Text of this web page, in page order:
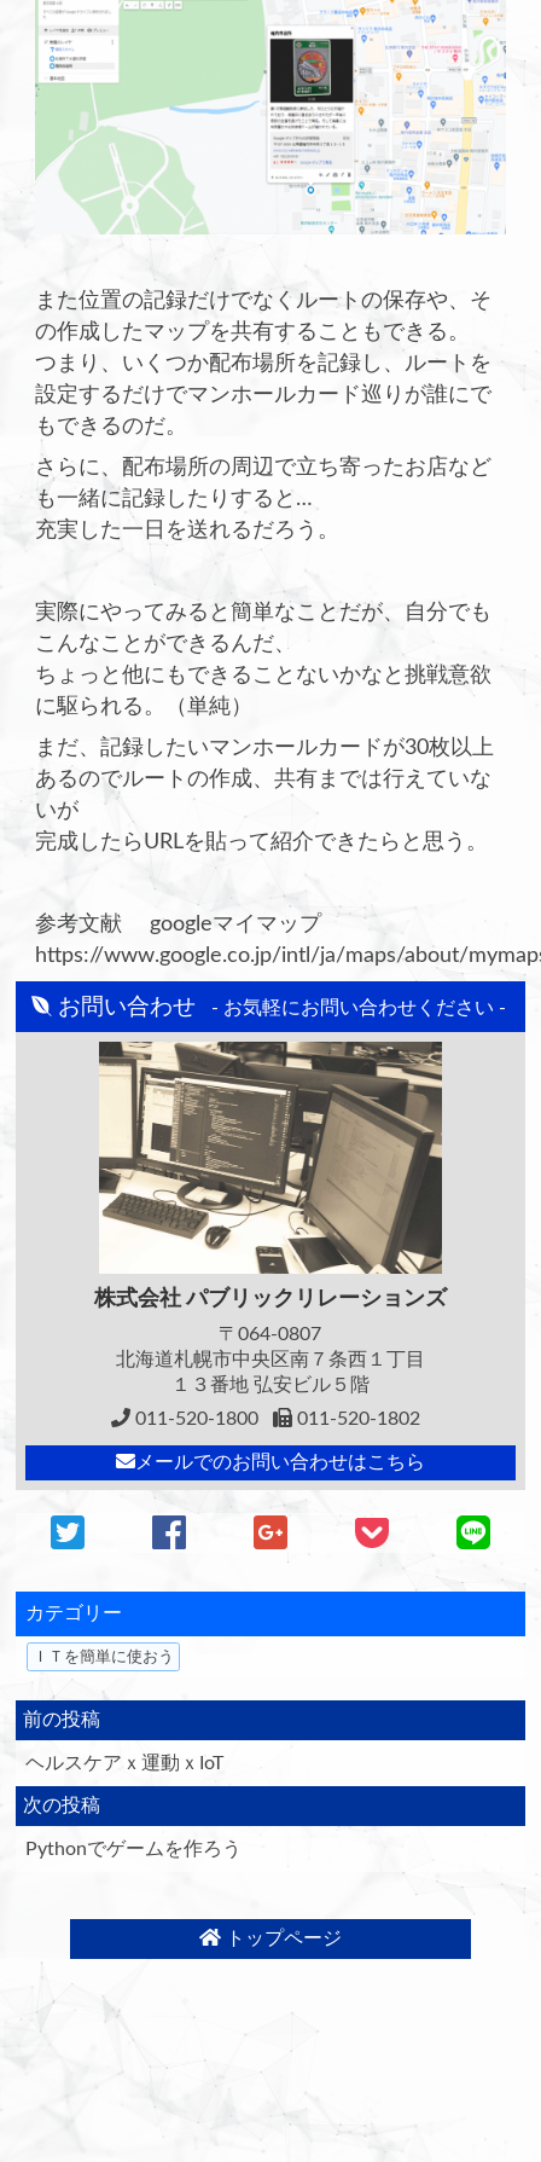
また位置の記録だけでなくルートの保存や、そ
の作成したマップを共有することもできる。
つまり、いくつか配布場所を記録し、ルートを
設定するだけでマンホールカード巡りが誰にで
もできるのだ。
さらに、配布場所の周辺で立ち寄ったお店など
も一緒に記録したりすると…
充実した一日を送れるだろう。
実際にやってみると簡単なことだが、自分でも
こんなことができるんだ、
ちょっと他にもできることないかなと挑戦意欲
に駆られる。（単純）
まだ、記録したいマンホールカードが30枚以上
あるのでルートの作成、共有までは行えていな
いが
完成したらURLを貼って紹介できたらと思う。
参考文献 googleマイマップ
https://www.google.co.jp/intl/ja/maps/about/
お問い合わせ - お気軽にお問い合わせください -
株式会社パブリックリレーションズ
〒064-0807
北海道札幌市中央区南７条西１丁目
１３番地 弘安ビル５階
011-520-1800
011-520-1802
メールでのお問い合わせはこちら
カテゴリー
ＩＴを簡単に使おう
前の投稿
ヘルスケアｘ運動ｘIoT
次の投稿
Pythonでゲームを作ろう
トップページ